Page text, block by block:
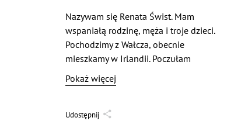
Nazywam się Renata Świst. Mam
wspaniałą rodzinę, męża i troje dzieci.
Pochodzimy z Wałcza, obecnie
mieszkamy w Irlandii. Poczułam
przepiękne i magiczne uczucia w sobie.
Cudne natchnienie myśli i słów, które
Pokaż więcej
Udostępnij